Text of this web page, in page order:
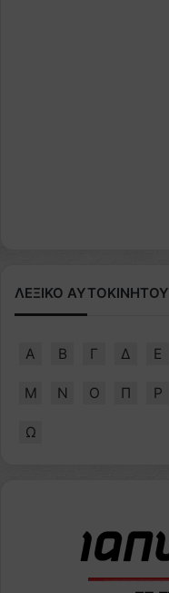
ΛΕΞΙΚΟ ΑΥΤΟΚΙΝΗΤΟΥ
Α Β Γ Δ Ε
Μ Ν Ο Π Ρ
Ω